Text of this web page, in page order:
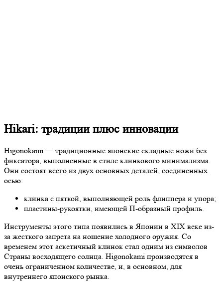
Hikari: традиции плюс инновации
Higonokami — традиционные японские складные ножи без
фиксатора, выполненные в стиле клинкового минимализма.
Они состоят всего из двух основных деталей, соединенных
осью:
клинка с пяткой, выполняющей роль флиппера и упора;
пластины-рукоятки, имеющей П-образный профиль.
Инструменты этого типа появились в Японии в XIX веке из-
за жесткого запрета на ношение холодного оружия. Со
временем этот аскетичный клинок стал одним из символов
Страны восходящего солнца. Higonokami производятся в
очень ограниченном количестве, и, в основном, для
внутреннего японского рынка.